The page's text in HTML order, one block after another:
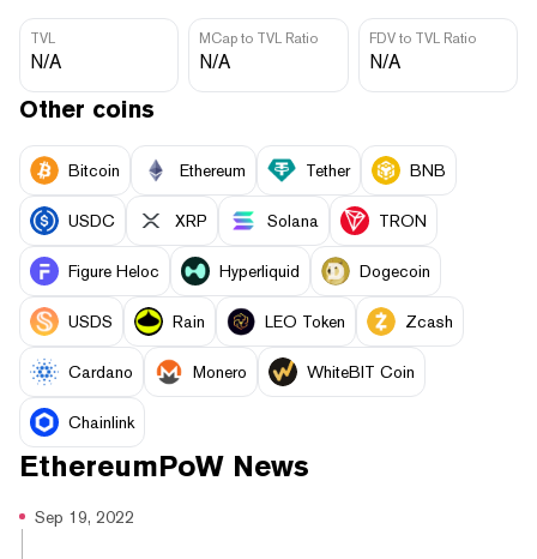
TVL
N/A
MCap to TVL Ratio
N/A
FDV to TVL Ratio
N/A
Other coins
Bitcoin Ethereum Tether BNB
USDC XRP Solana TRON
Figure Heloc Hyperliquid Dogecoin
USDS Rain LEO Token Zcash
Cardano Monero WhiteBIT Coin
Chainlink
EthereumPoW News
Sep 19, 2022